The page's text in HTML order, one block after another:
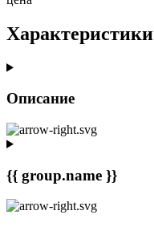
Характеристики
Описание
{{ group.name }}